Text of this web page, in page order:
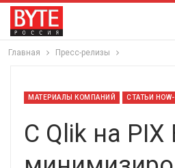
Главная Пресс-релизы
МАТЕРИАЛЫ КОМПАНИЙ СТАТЬИ HOW-
C Qlik на PIX